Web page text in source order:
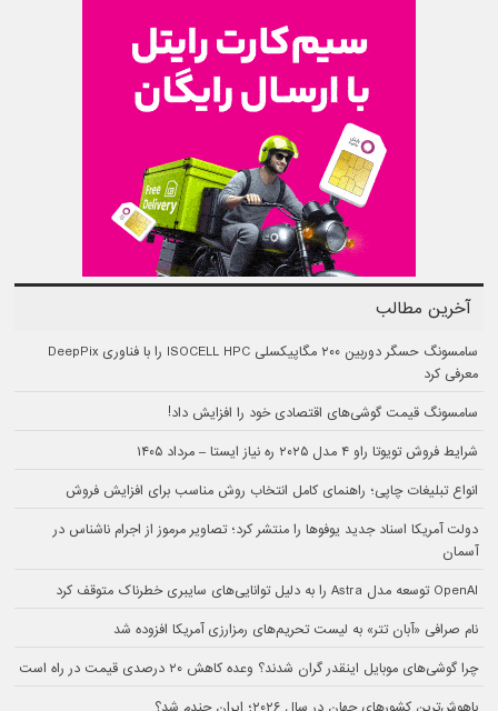
آخرین مطالب
سامسونگ حسگر دوربین ۲۰۰ مگاپیکسلی ISOCELL HPC را با فناوری DeepPix
معرفی کرد
سامسونگ قیمت گوشی‌های اقتصادی خود را افزایش داد!
شرایط فروش تویوتا راو ۴ مدل ۲۰۲۵ ره نیاز ایستا – مرداد ۱۴۰۵
انواع تبلیغات چاپی؛ راهنمای کامل انتخاب روش مناسب برای افزایش فروش
دولت آمریکا اسناد جدید یوفوها را منتشر کرد؛ تصاویر مرموز از اجرام ناشناس در
آسمان
OpenAI توسعه مدل Astra را به دلیل توانایی‌های سایبری خطرناک متوقف کرد
نام صرافی «آبان‌ تتر» به لیست تحریم‌های رمزارزی آمریکا افزوده شد
چرا گوشی‌های موبایل اینقدر گران شدند؟ وعده کاهش ۲۰ درصدی قیمت در راه است